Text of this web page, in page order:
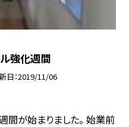
強化週間
日 2019/11/06
間が始まりました。 始業前